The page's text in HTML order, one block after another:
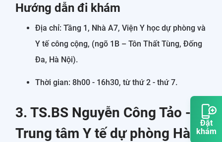
Đặt
khám
Hướng dẫn đi khám
Địa chỉ: Tầng 1, Nhà A7, Viện Y học dự phòng và
Y tế công cộng, (ngõ 1B – Tôn Thất Tùng, Đống
Đa, Hà Nội).
Thời gian: 8h00 - 16h30, từ thứ 2 - thứ 7.
3. TS.BS Nguyễn Công Tảo -
Trung tâm Y tế dự phòng Hà